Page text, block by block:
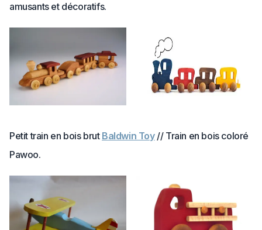
amusants et décoratifs.
Petit train en bois brut Baldwin Toy// Train en bois coloré
Pawoo.